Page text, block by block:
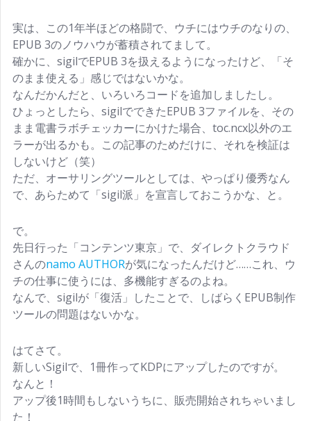
実は、この1年半ほどの格闘で、ウチにはウチのなりの、
EPUB 3のノウハウが蓄積されてまして。
確かに、sigilでEPUB 3を扱えるようになったけど、「そ
のまま使える」感じではないかな。
なんだかんだと、いろいろコードを追加しましたし。
ひょっとしたら、sigilでできたEPUB 3ファイルを、その
まま電書ラボチェッカーにかけた場合、toc.ncx以外のエ
ラーが出るかも。この記事のためだけに、それを検証は
しないけど（笑）
ただ、オーサリングツールとしては、やっぱり優秀なん
で、あらためて「sigil派」を宣言しておこうかな、と。
で。
先日行った「コンテンツ東京」で、ダイレクトクラウド
さんのnamo AUTHORが気になったんだけど……これ、ウ
チの仕事に使うには、多機能すぎるのよね。
なんで、sigilが「復活」したことで、しばらくEPUB制作
ツールの問題はないかな。
はてさて。
新しいSigilで、1冊作ってKDPにアップしたのですが。
なんと！
アップ後1時間もしないうちに、販売開始されちゃいまし
た！